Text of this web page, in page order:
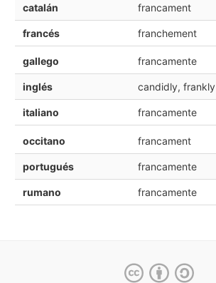
catalán francament
francés franchement
gallego francamente
inglés candidly, frankly
italiano francamente
occitano francament
portugués francamente
rumano francamente